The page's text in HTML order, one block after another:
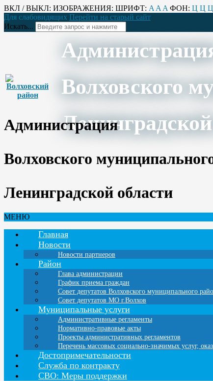
ВКЛ / ВЫКЛ: ИЗОБРАЖЕНИЯ: ШРИФТ: A A A ФОН: Ц Ц Ц
Для слабовидящих Перейти на старый сайт
Искать...
Волховского
Администрация
Волховского
Ленинградской области
МЕНЮ
Главная
Новости
Новости партнеров
Район
Глава администрации
График приема граждан
Совет депутатов Волховского муниципального
Совет депутатов МО г.Волхов
Муниципальные услуги
Административные регламенты
Нормативно-правовые акты
Проекты административных регламентов
Перечень массовых социально-значимых услуг,
Достопримечательности
Служба по контракту
СВО: Меры поддержки